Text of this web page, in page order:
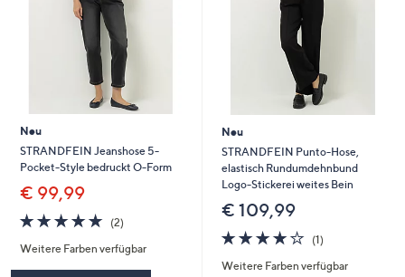
diese
anzuzeigen.
Neu
STRANDFEIN Jeanshose 5-
Pocket-Style bedruckt O-Form
€ 99,99
5.0
von
5
(2)2
Weitere Farben verfügbar
Neu
STRANDFEIN Punto-Hose,
elastisch Rundumdehnbund
Logo-Stickerei weites Bein
€ 109,99
4.0
von
5
(1)1
Weitere Farben verfügbar